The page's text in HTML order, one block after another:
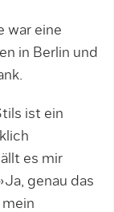
war eine
in Berlin und
ist ein
es mir
genau das